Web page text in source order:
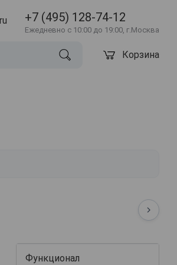
+7 (495) 128-74-12
Ежедневно с 10:00 до 19:00, г.Москва
Корзина
Функционал